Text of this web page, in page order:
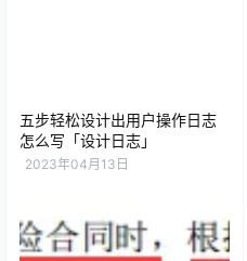
五步轻松设计出用户操作日志
怎么写「设计日志」
2023年04月13日